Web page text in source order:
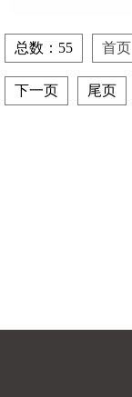
总数：55 首页
下一页 尾页